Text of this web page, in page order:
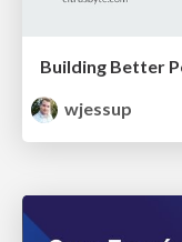
wjessup